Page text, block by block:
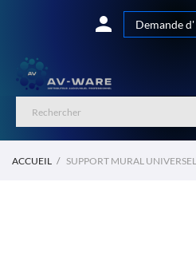
 Demande
ACCUEIL SUPPORT MURAL